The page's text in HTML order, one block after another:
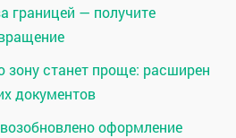
границей — получите
зону станет проще: расширен
документов
оформление